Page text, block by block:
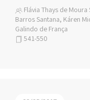
Flávia Thays de
Barros Santana, Káren
Galindo de França
541-550